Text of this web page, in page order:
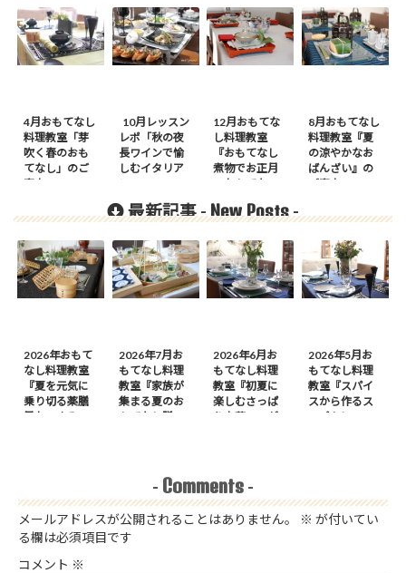
4月おもてなし
料理教室「芽
吹く春のおも
てなし」のご
案内
10月レッスン
レポ「秋の夜
長ワインで愉
しむイタリア
12月おもてな
し料理教室
『おもてなし
煮物でお正月
のおもてな
8月おもてなし
料理教室『夏
の涼やかなお
ばんざい』の
ご案内
最新記事 -New Posts-
2026年おもて
なし料理教室
『夏を元気に
乗り切る薬膳
風おつまみ
2026年7月お
もてなし料理
教室『家族が
集まる夏のお
もてなし膳』
2026年6月お
もてなし料理
教室『初夏に
楽しむさっぱ
り中華』のが
2026年5月お
もてなし料理
教室『スパイ
スから作るス
ープカレーの
- Comments -
メールアドレスが公開されることはありません。 ※ が付いてい
る欄は必須項目です
コメント ※